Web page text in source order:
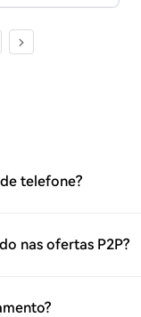
telefone?
nas ofertas P2P?